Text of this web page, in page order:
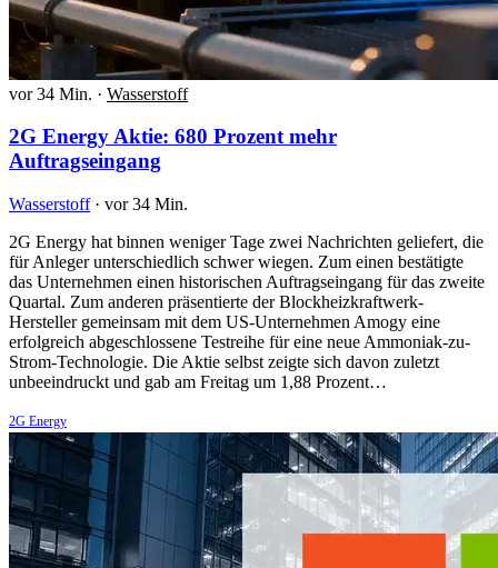
vor 34 Min. · Wasserstoff
2G Energy Aktie: 680 Prozent mehr
Auftragseingang
Wasserstoff · vor 34 Min.
2G Energy hat binnen weniger Tage zwei Nachrichten geliefert, die
für Anleger unterschiedlich schwer wiegen. Zum einen bestätigte
das Unternehmen einen historischen Auftragseingang für das zweite
Quartal. Zum anderen präsentierte der Blockheizkraftwerk-
Hersteller gemeinsam mit dem US-Unternehmen Amogy eine
erfolgreich abgeschlossene Testreihe für eine neue Ammoniak-zu-
Strom-Technologie. Die Aktie selbst zeigte sich davon zuletzt
unbeeindruckt und gab am Freitag um 1,88 Prozent…
2G Energy